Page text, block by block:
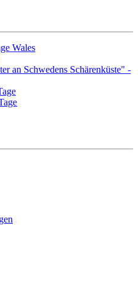
Wales
an Schwedens Schärenküste" -